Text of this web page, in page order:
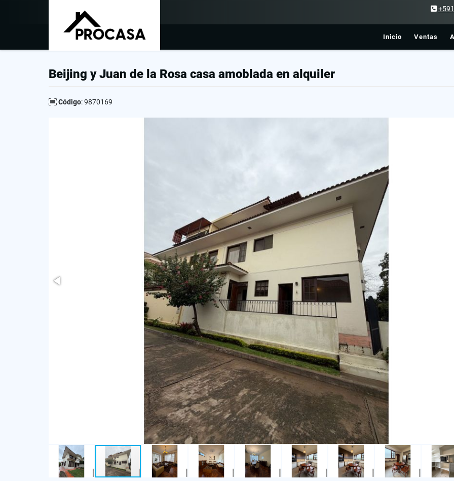
Inicio Ventas
Beijing y Juan de la Rosa casa amoblada en alquiler
Código: 9870169